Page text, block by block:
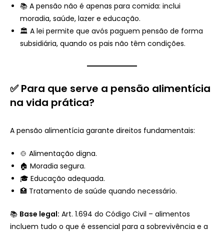
📚 A pensão não é apenas para comida: inclui
moradia, saúde, lazer e educação.
🏛️ A lei permite que avós paguem pensão de forma
subsidiária, quando os pais não têm condições.
✅ Para que serve a pensão alimentícia
na vida prática?
A pensão alimentícia garante direitos fundamentais:
🍲 Alimentação digna.
🏠 Moradia segura.
🎓 Educação adequada.
🏥 Tratamento de saúde quando necessário.
📚 Base legal: Art. 1.694 do Código Civil – alimentos
incluem tudo o que é essencial para a sobrevivência e a